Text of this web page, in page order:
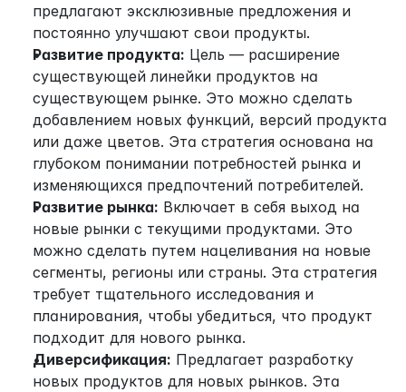
предлагают эксклюзивные предложения и
постоянно улучшают свои продукты.
Развитие продукта: Цель — расширение
существующей линейки продуктов на
существующем рынке. Это можно сделать
добавлением новых функций, версий продукта
или даже цветов. Эта стратегия основана на
глубоком понимании потребностей рынка и
изменяющихся предпочтений потребителей.
Развитие рынка: Включает в себя выход на
новые рынки с текущими продуктами. Это
можно сделать путем нацеливания на новые
сегменты, регионы или страны. Эта стратегия
требует тщательного исследования и
планирования, чтобы убедиться, что продукт
подходит для нового рынка.
Диверсификация: Предлагает разработку
новых продуктов для новых рынков. Эта